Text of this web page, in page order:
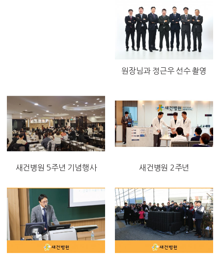
원장님과 정근우 선수 촬영
새건병원 5주년 기념행사 새건병원 2주년